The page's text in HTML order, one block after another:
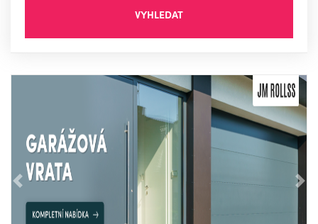
VYHLEDAT
Předchozí